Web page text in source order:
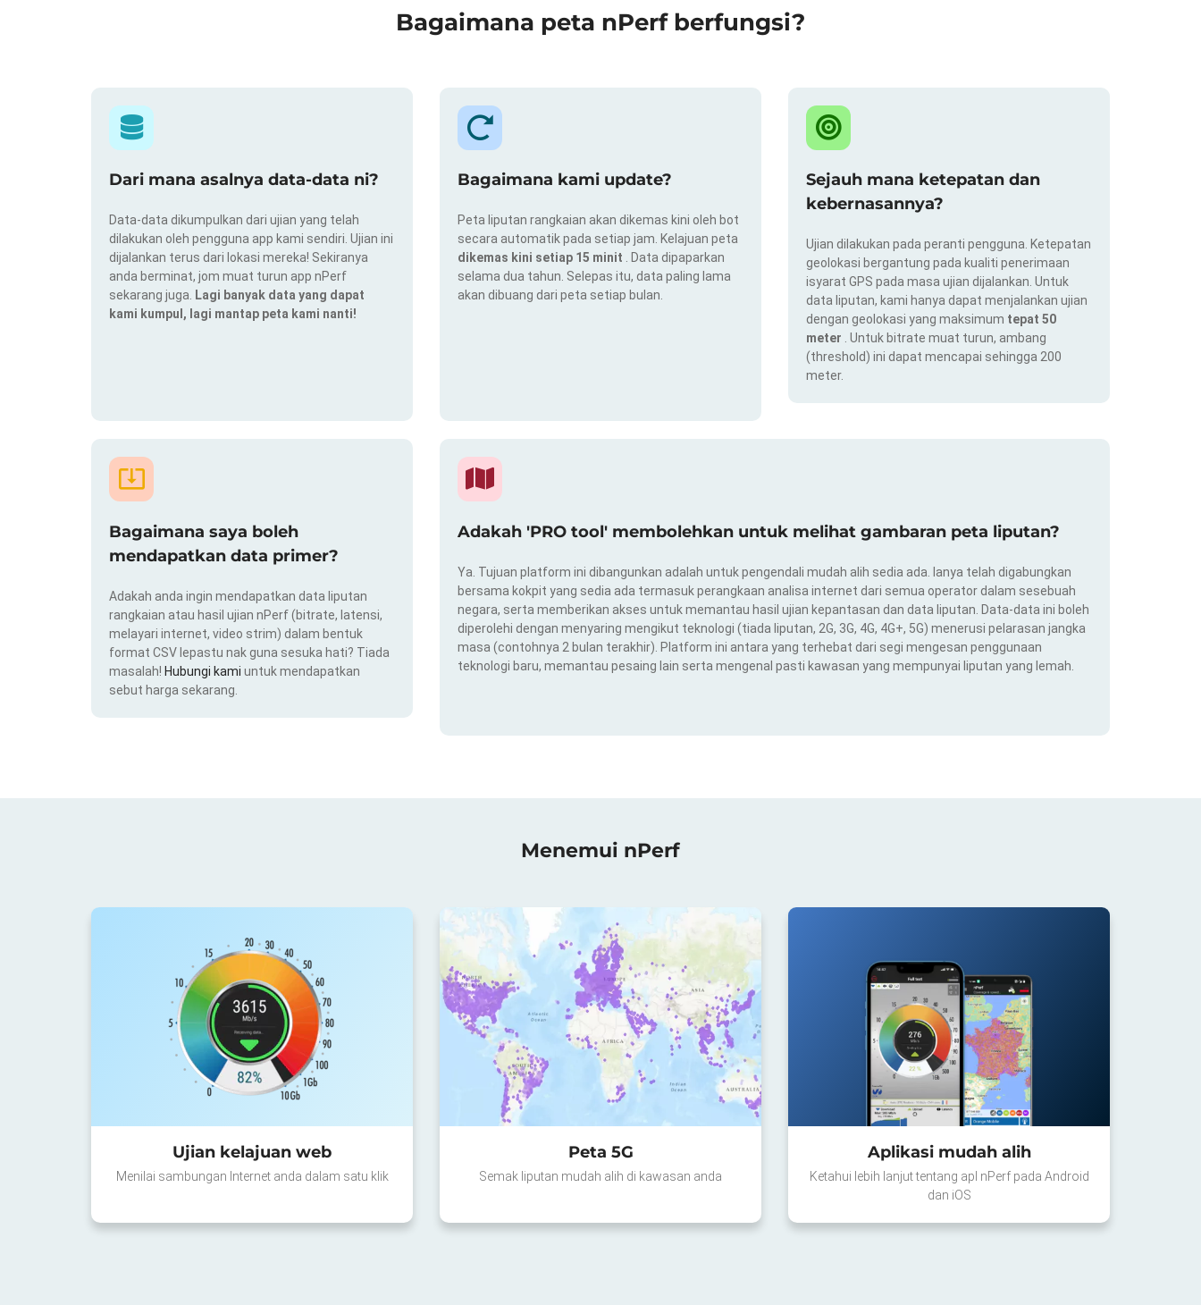
Bagaimana peta nPerf berfungsi?
Dari mana asalnya data-data ni?
Data-data dikumpulkan dari ujian yang telah
dilakukan oleh pengguna app kami sendiri. Ujian ini
dijalankan terus dari lokasi mereka! Sekiranya
anda berminat, jom muat turun app nPerf
sekarang juga.
Lagi banyak data yang dapat
kami kumpul, lagi mantap peta kami nanti!
Bagaimana kami update?
Peta liputan rangkaian akan dikemas kini oleh bot
secara automatik pada setiap jam. Kelajuan peta
dikemas kini setiap 15 minit
. Data dipaparkan
selama dua tahun. Selepas itu, data paling lama
akan dibuang dari peta setiap bulan.
Sejauh mana ketepatan dan
kebernasannya?
Ujian dilakukan pada peranti pengguna. Ketepatan
geolokasi bergantung pada kualiti penerimaan
isyarat GPS pada masa ujian dijalankan. Untuk
data liputan, kami hanya dapat menjalankan ujian
dengan geolokasi yang maksimum tepat 50
meter
. Untuk bitrate muat turun, ambang
(threshold) ini dapat mencapai sehingga 200
meter.
Bagaimana saya boleh
mendapatkan data primer?
Adakah anda ingin mendapatkan data liputan
rangkaian atau hasil ujian nPerf (bitrate, latensi,
melayari internet, video strim) dalam bentuk
format CSV lepastu nak guna sesuka hati? Tiada
masalah! Hubungi kami untuk mendapatkan
sebut harga sekarang.
Adakah 'PRO tool' membolehkan untuk melihat gambaran peta liputan?
Ya. Tujuan platform ini dibangunkan adalah untuk pengendali mudah alih sedia ada. Ianya telah digabungkan
bersama kokpit yang sedia ada termasuk perangkaan analisa internet dari semua operator dalam sesebuah
negara, serta memberikan akses untuk memantau hasil ujian kepantasan dan data liputan. Data-data ini boleh
diperolehi dengan menyaring mengikut teknologi (tiada liputan, 2G, 3G, 4G, 4G+, 5G) menerusi pelarasan jangka
masa (contohnya 2 bulan terakhir). Platform ini antara yang terhebat dari segi mengesan penggunaan
teknologi baru, memantau pesaing lain serta mengenal pasti kawasan yang mempunyai liputan yang lemah.
Menemui nPerf
Ujian kelajuan web
Menilai sambungan Internet anda dalam satu klik
Peta 5G
Semak liputan mudah alih di kawasan anda
Aplikasi mudah alih
Ketahui lebih lanjut tentang apl nPerf pada Android
dan iOS